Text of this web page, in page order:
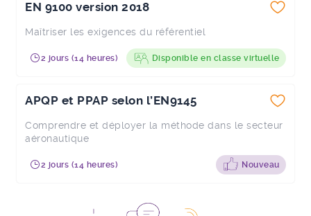
EN 9100 version 2018
Maîtriser les exigences du référentiel
2 jours (14 heures) Disponible en classe virtuelle
APQP et PPAP selon l’EN9145
Comprendre et déployer la méthode dans le secteur
aéronautique
2 jours (14 heures) Nouveau